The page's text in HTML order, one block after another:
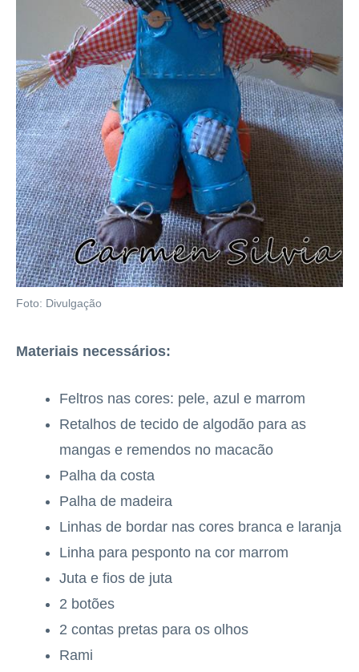
Foto: Divulgação
Materiais necessários:
Feltros nas cores: pele, azul e marrom
Retalhos de tecido de algodão para as
mangas e remendos no macacão
Palha da costa
Palha de madeira
Linhas de bordar nas cores branca e laranja
Linha para pesponto na cor marrom
Juta e fios de juta
2 botões
2 contas pretas para os olhos
Rami